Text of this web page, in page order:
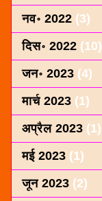
नव॰ 2022 (3)
दिस॰ 2022 (10)
जन॰ 2023 (4)
मार्च 2023 (1)
अप्रैल 2023 (1)
मई 2023 (1)
जून 2023 (2)